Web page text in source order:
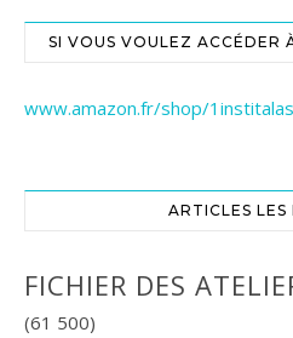
SI VOUS VOULEZ ACCÉDER
www.amazon.fr/shop/
ARTICLES LES
FICHIER DES
(61 500)